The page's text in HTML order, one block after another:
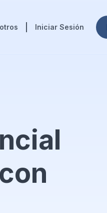
Iniciar Sesión